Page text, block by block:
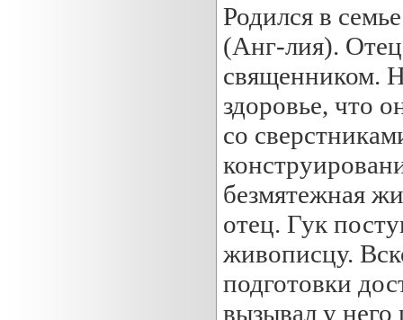
Родился в
(Анг-лия).
священником.
здоровье, что
со
безмятежная
отец. Гук
живописцу.
подготовки
вызывал у